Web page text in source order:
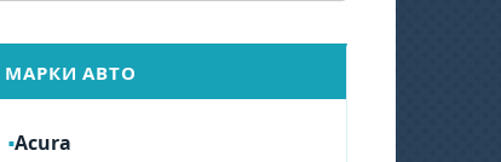
МАРКИ АВТО
Acura